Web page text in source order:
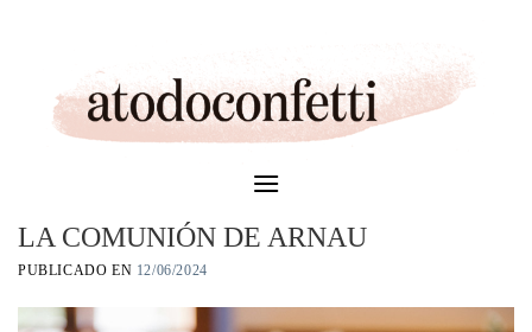
LA COMUNIÓN DE ARNAU
PUBLICADO EN 12/06/2024